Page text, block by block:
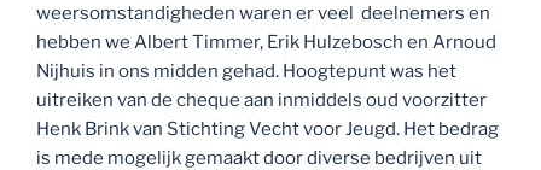
weersomstandigheden waren er veel deelnemers en
hebben we Albert Timmer, Erik Hulzebosch en Arnoud
Nijhuis in ons midden gehad. Hoogtepunt was het
uitreiken van de cheque aan inmiddels oud voorzitter
Henk Brink van Stichting Vecht voor Jeugd. Het bedrag
is mede mogelijk gemaakt door diverse bedrijven uit